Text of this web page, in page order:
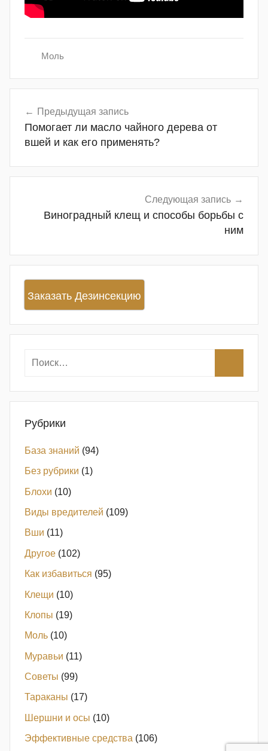
Моль
Навигация
по
Предыдущая запись
Помогает ли масло чайного дерева от
вшей и как его применять?
Следующая запись
Виноградный клещ и способы борьбы с
ним
Заказать Дезинсекцию
Рубрики
База знаний (94)
Без рубрики (1)
Блохи (10)
Виды вредителей (109)
Вши (11)
Другое (102)
Как избавиться (95)
Клещи (10)
Клопы (19)
Моль (10)
Муравьи (11)
Советы (99)
Тараканы (17)
Шершни и осы (10)
Эффективные средства (106)